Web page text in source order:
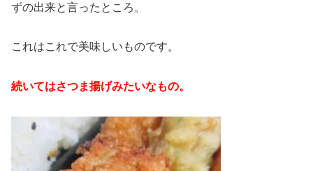
ずの出来と言ったところ。
これはこれで美味しいものです。
続いてはさつま揚げみたいなもの。